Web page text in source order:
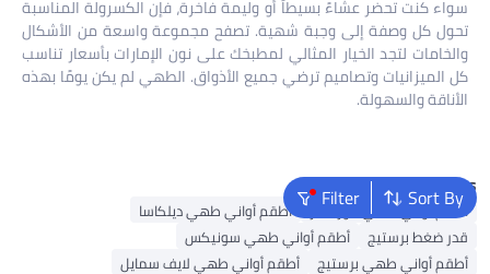
سواء كنت تحضر عشاءً بسيطاً أو وليمة فاخرة، فإن الكسرولة المناسبة
تحول كل وصفة إلى وجبة شهية. تصفح مجموعة واسعة من الأشكال
والخامات لتجد الخيار المثالي لمطبخك على نون الإمارات بأسعار تناسب
كل الميزانيات وتصاميم ترضي جميع الأذواق. الطهي لم يكن يومًا بهذه
الأناقة والسهولة.
Sort By
FilterPopular Searches
أطقم أواني طهي كوركماز
أطقم أواني طهي ديلكاسا
قدر ضغط برستيج
أطقم أواني طهي سونيكس
أطقم أواني طهي برستيج
أطقم أواني طهي لايف سمايل